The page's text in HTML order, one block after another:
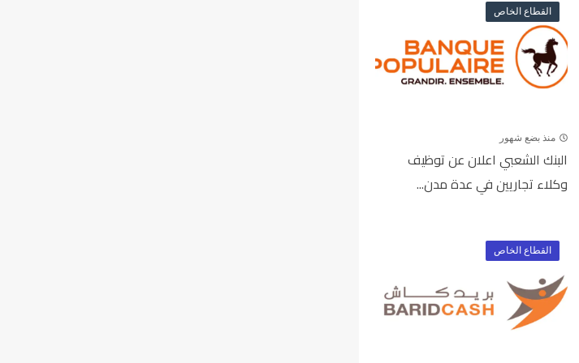
القطاع الخاص
منذ بضع شهور
البنك الشعبي اعلان عن توظيف
وكلاء تجاريين في عدة مدن...
القطاع الخاص